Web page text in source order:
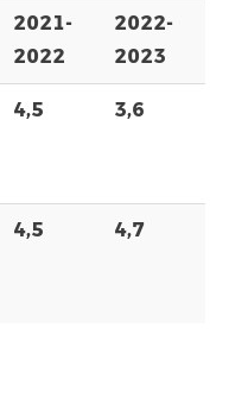
2021-
2022
2022-
2023
4,5 3,6
4,5 4,7